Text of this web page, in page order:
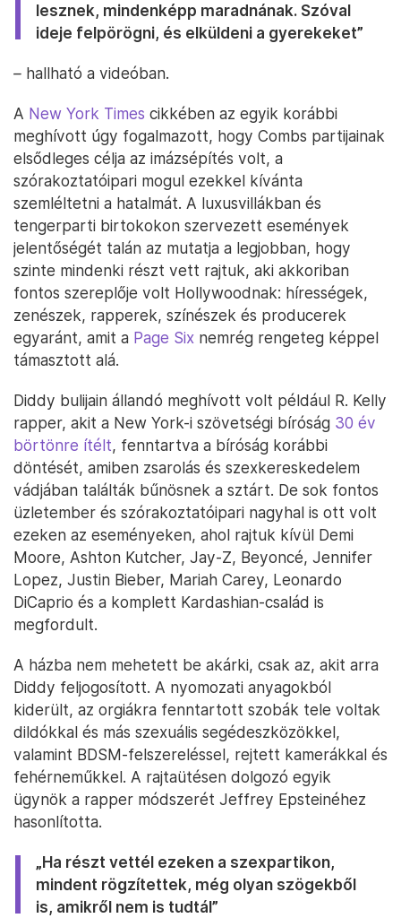
lesznek, mindenképp maradnának. Szóval
ideje felpörögni, és elküldeni a gyerekeket”
– hallható a videóban.
A New York Times cikkében az egyik korábbi
meghívott úgy fogalmazott, hogy Combs partijainak
elsődleges célja az imázsépítés volt, a
szórakoztatóipari mogul ezekkel kívánta
szemléltetni a hatalmát. A luxusvillákban és
tengerparti birtokokon szervezett események
jelentőségét talán az mutatja a legjobban, hogy
szinte mindenki részt vett rajtuk, aki akkoriban
fontos szereplője volt Hollywoodnak: hírességek,
zenészek, rapperek, színészek és producerek
egyaránt, amit a Page Six nemrég rengeteg képpel
támasztott alá.
Diddy bulijain állandó meghívott volt például R. Kelly
rapper, akit a New York-i szövetségi bíróság 30 év
börtönre ítélt, fenntartva a bíróság korábbi
döntését, amiben zsarolás és szexkereskedelem
vádjában találták bűnösnek a sztárt. De sok fontos
üzletember és szórakoztatóipari nagyhal is ott volt
ezeken az eseményeken, ahol rajtuk kívül Demi
Moore, Ashton Kutcher, Jay-Z, Beyoncé, Jennifer
Lopez, Justin Bieber, Mariah Carey, Leonardo
DiCaprio és a komplett Kardashian-család is
megfordult.
A házba nem mehetett be akárki, csak az, akit arra
Diddy feljogosított. A nyomozati anyagokból
kiderült, az orgiákra fenntartott szobák tele voltak
dildókkal és más szexuális segédeszközökkel,
valamint BDSM-felszereléssel, rejtett kamerákkal és
fehérneműkkel. A rajtaütésen dolgozó egyik
ügynök a rapper módszerét Jeffrey Epsteinéhez
hasonlította.
„Ha részt vettél ezeken a szexpartikon,
mindent rögzítettek, még olyan szögekből
is, amikről nem is tudtál”